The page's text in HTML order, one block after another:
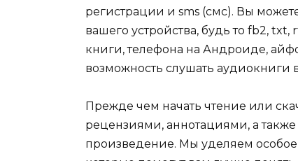
регистрации и sms (смс). Вы
вашего устройства, будь то fb2,
книги, телефона на Андроиде,
возможность слушать аудиокниги
Прежде чем начать чтение или
рецензиями, аннотациями, а также
произведение. Мы уделяем